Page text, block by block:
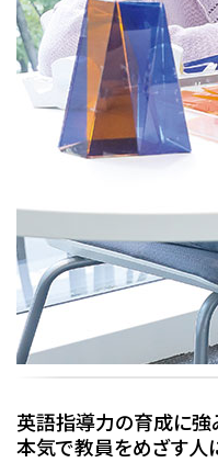
英語指導力の育成に強
本気で教員をめざす人